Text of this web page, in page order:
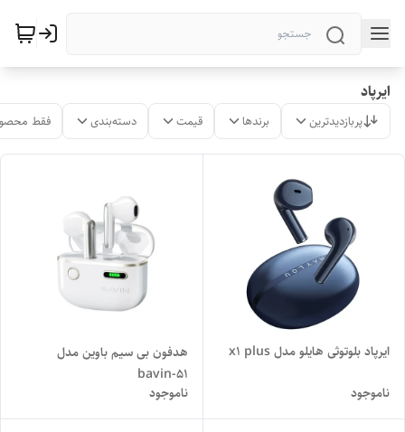
ایرپاد
پربازدیدترین برندها قیمت دسته‌بندی فقط
ایرپاد بلوتوثی هایلو مدل x1 plus
ناموجود
هدفون بی سیم باوین مدل
bavin-51
ناموجود